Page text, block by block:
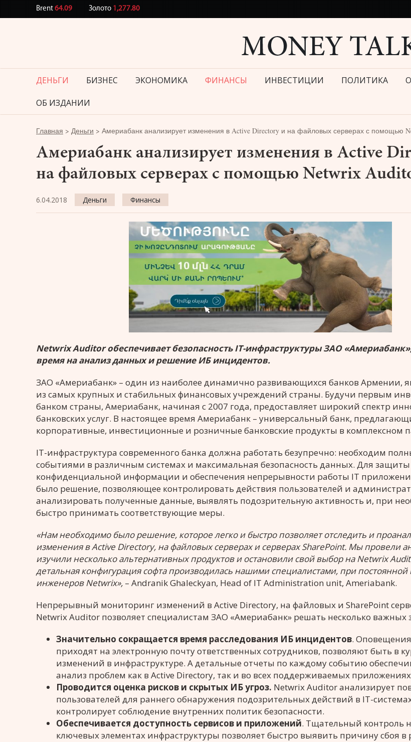
Brent64.09 Золото1,277.80
ДЕНЬГИ БИЗНЕС ЭКОНОМИКА ФИНАНСЫ ИНВЕСТИЦИИ ПОЛИТИКА
ОБ ИЗДАНИИ
Главная > Деньги > Америабанк анализирует изменения в Active Directory и на файловых серверах с помощью
Америабанк анализирует изменения в Active
на файловых серверах с помощью Netwrix
6.04.2018 Деньги Финансы
Netwrix Auditor обеспечивает безопасность IT-инфраструктуры ЗАО
время на анализ данных и решение ИБ инцидентов.
ЗАО «Америабанк» – один из наиболее динамично развивающихся банков Армении,
из самых крупных и стабильных финансовых учреждений страны. Будучи первым
банком страны, Америабанк, начиная с 2007 года, предоставляет широкий спектр
банковских услуг. В настоящее время Америабанк – универсальный банк,
корпоративные, инвестиционные и розничные банковские продукты в комплексном
IT-инфраструктура современного банка должна работать безупречно: необходим
событиями в различным системах и максимальная безопасность данных. Для защиты
конфиденциальной информации и обеспечения непрерывности работы IT
было решение, позволяющее контролировать действия пользователей и
анализировать полученные данные, выявлять подозрительную активность и, при
быстро принимать соответствующие меры.
«Нам необходимо было решение, которое легко и быстро позволяет отследить и
изменения в Active Directory, на файловых серверах и серверах SharePoint. Мы провели
изучили несколько альтернативных продуктов и остановили свой выбор на Netwrix
детальная конфигурация софта производилась нашими специалистами, при
инженеров Netwrix», – Andranik Ghaleckyan, Head of IT Administration unit, Ameriabank.
Непрерывный мониторинг изменений в Active Directory, на файловых и SharePoint
Netwrix Auditor позволяет специалистам ЗАО «Америабанк» решать несколько важных
Значительно сокращается время расследования ИБ инцидентов.
приходят на электронную почту ответственных сотрудников, позволяют быть в
изменений в инфраструктуре. А детальные отчеты по каждому событию
анализ проблем как в Active Directory, так и во всех поддерживаемых
Проводится оценка рисков и скрытых ИБ угроз. Netwrix Auditor анализирует
пользователей для раннего обнаружения подозрительных действий в IT-
контролирует соблюдение внутренних политик безопасности.
Обеспечивается доступность сервисов и приложений. Тщательный контроль
ключевых элементах инфраструктуры позволяет быстро выявить причину сбоя в